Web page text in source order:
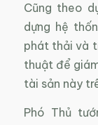
Cũng theo
dựng hệ
phát thải và
thuật để
tài sản này
Phó Thủ